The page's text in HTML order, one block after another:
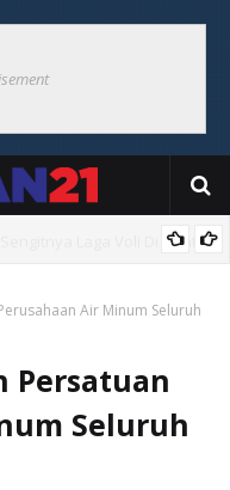
Air Minum Seluruh
Persatuan
Seluruh